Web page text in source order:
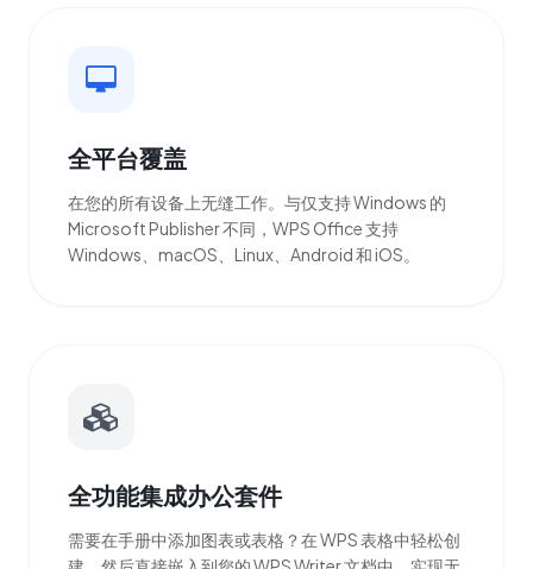
全平台覆盖
在您的所有设备上无缝工作。与仅支持 Windows 的
Microsoft Publisher 不同，WPS Office 支持
Windows、macOS、Linux、Android 和 iOS。
全功能集成办公套件
需要在手册中添加图表或表格？在 WPS 表格中轻松创